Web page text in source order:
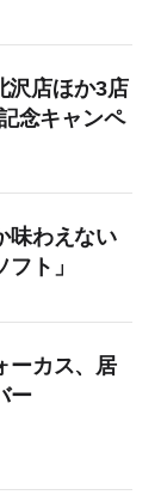
沢店ほか3店
念キャンペ
味わえない
ト」
ーカス、居
ー